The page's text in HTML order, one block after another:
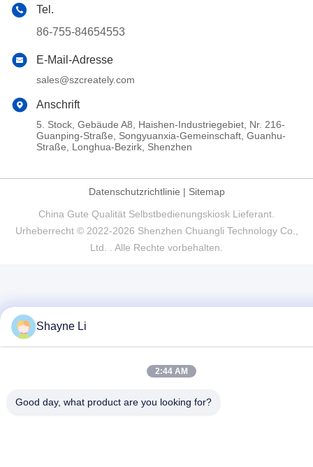
Tel.
86-755-84654553
E-Mail-Adresse
sales@szcreately.com
Anschrift
5. Stock, Gebäude A8, Haishen-Industriegebiet, Nr. 216-
Guanping-Straße, Songyuanxia-Gemeinschaft, Guanhu-
Straße, Longhua-Bezirk, Shenzhen
Datenschutzrichtlinie | Sitemap
China Gute Qualität Selbstbedienungskiosk Lieferant.
Urheberrecht © 2022-2026 Shenzhen Chuangli Technology Co.,
Ltd. . Alle Rechte vorbehalten.
Shayne Li
2:44 AM
Good day, what product are you looking for?